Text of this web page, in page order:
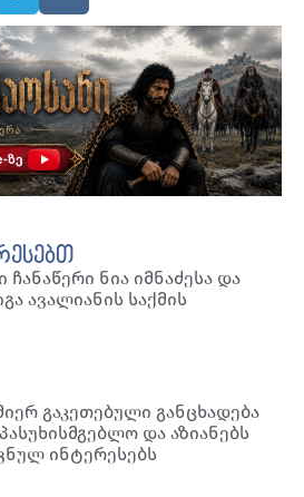
ნია იმნაძესა და
ავალიანის საქმის
გაკეთებული განცხადება
და აზიანებს
ინტერესებს